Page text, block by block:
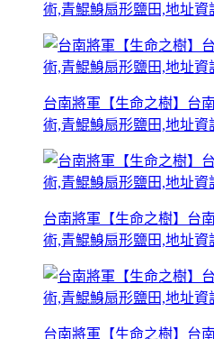
術,青鯤鯓扇形鹽田,地址資
台南將軍【生命之樹】台
術,青鯤鯓扇形鹽田,地址資
台南將軍【生命之樹】台
術,青鯤鯓扇形鹽田,地址資
台南將軍【生命之樹】台